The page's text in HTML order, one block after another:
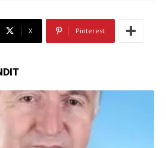
X Pinterest